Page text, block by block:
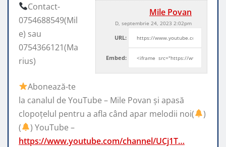
Mile Povan
D, septembrie 24, 2023 2:02pm
URL:
Embed:
Contact-
0754688549(Mil
e) sau
0754366121(Ma
rius)
Abonează-te
la canalul de YouTube – Mile Povan și apasă
clopoțelul pentru a afla când apar melodii noi(
)
(
) YouTube –
https://www.youtube.com/channel/UCj1T…